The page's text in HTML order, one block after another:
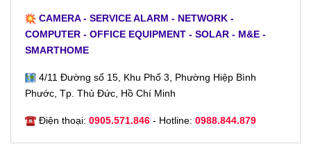
CAMERA - SERVICE ALARM - NETWORK -
COMPUTER - OFFICE EQUIPMENT - SOLAR - M&E -
SMARTHOME
4/11 Đường số 15, Khu Phố 3, Phường Hiệp Bình
Phước, Tp. Thủ Đức, Hồ Chí Minh
Điện thoại: 0905.571.846 - Hotline: 0988.844.879